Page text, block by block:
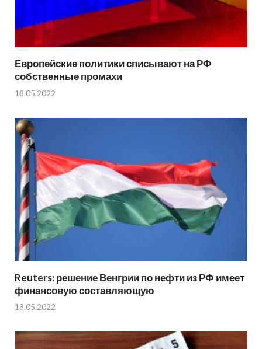
Европейские политики списывают на РФ
собственные промахи
18.05.2022
Reuters: решение Венгрии по нефти из РФ имеет
финансовую составляющую
18.05.2022